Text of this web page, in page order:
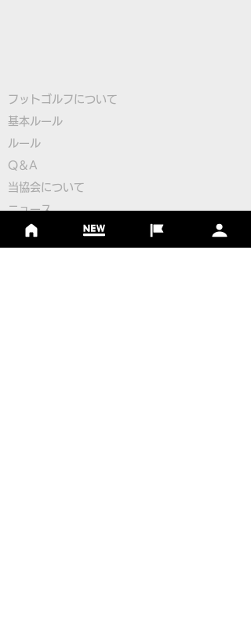
フットゴルフについて
基本ルール
ルール
Q＆A
​当協会について
​ニュース
大会情報